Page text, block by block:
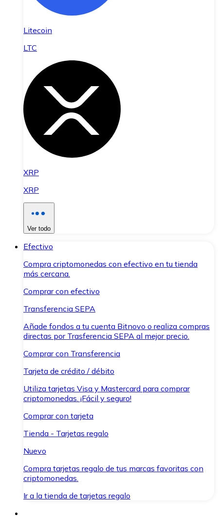
Litecoin
LTC
XRP
XRP
Ver todo
Efectivo
Compra criptomonedas con efectivo en tu tienda
más cercana.
Comprar con efectivo
Transferencia SEPA
Añade fondos a tu cuenta Bitnovo o realiza compras
directas por Trasferencia SEPA al mejor precio.
Comprar con Transferencia
Tarjeta de crédito / débito
Utiliza tarjetas Visa y Mastercard para comprar
criptomonedas. ¡Fácil y seguro!
Comprar con tarjeta
Tienda - Tarjetas regalo
Nuevo
Compra tarjetas regalo de tus marcas favoritas con
criptomonedas.
Ir a la tienda de tarjetas regalo